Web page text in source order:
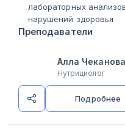
лабораторных
нарушений здоровья
Преподаватели
Алла Чеканова
Нутрициолог
Подробнее